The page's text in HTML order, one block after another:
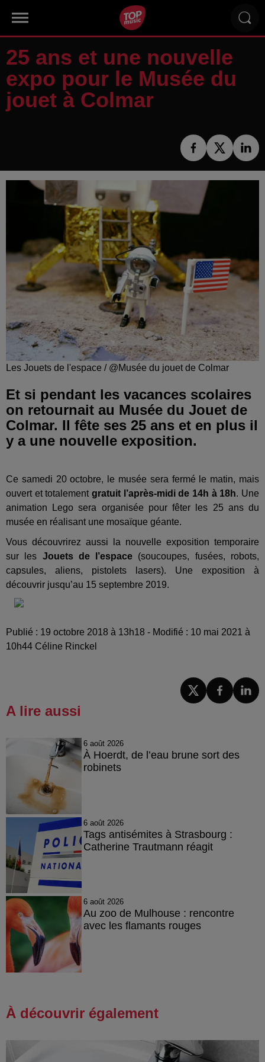
25 ans et une nouvelle
expo pour le Musée du
jouet à Colmar
Les Jouets de l'espace / @Musée du jouet de Colmar
Et si pendant les vacances scolaires
on retournait au Musée du Jouet de
Colmar. Il fête ses 25 ans et en plus il
y a une nouvelle exposition.
Ce samedi 20 octobre, le musée sera fermé le matin, mais
ouvert et totalement gratuit l’après-midi de 14h à 18h. Une
animation Lego sera organisée pour fêter les 25 ans du
musée en réalisant une mosaïque géante.
Vous découvrirez aussi la nouvelle exposition temporaire
sur les Jouets de l’espace (soucoupes, fusées, robots,
capsules, aliens, pistolets lasers). Une exposition à
découvrir jusqu’au 15 septembre 2019.
Publié : 19 octobre 2018 à 13h18 - Modifié : 10 mai 2021 à
10h44 Céline Rinckel
A lire aussi
6 août 2026
À Hoerdt, de l’eau brune sort des
robinets
6 août 2026
Tags antisémites à Strasbourg :
Catherine Trautmann réagit
6 août 2026
Au zoo de Mulhouse : rencontre
avec les flamants rouges
À découvrir également